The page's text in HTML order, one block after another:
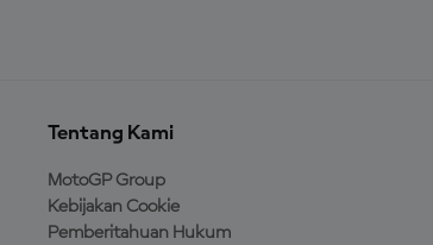
Tentang Kami
MotoGP Group
Kebijakan Cookie
Pemberitahuan Hukum